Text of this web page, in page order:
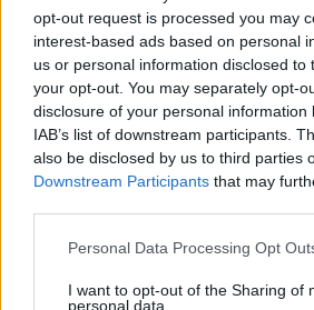
opt-out request is processed you may
interest-based ads based on personal
us or personal information disclosed to
your opt-out. You may separately opt-
disclosure of your personal information
IAB’s list of downstream participants.
also be disclosed by us to third parties
Downstream Participants that may
Please note that this website/app uses
not limited to your visit or usage
Personal Data Processing Opt
I want to opt-out of the Sharing of
personal data.
d’imposta devono aggiornare i
e i flussi di raccolta dati per
tra le buste paga e le
telematicamente.
Rischi e controlli
Una compilazione incompleta o
istruzioni può generare richieste
Dal punto di vista dei processi